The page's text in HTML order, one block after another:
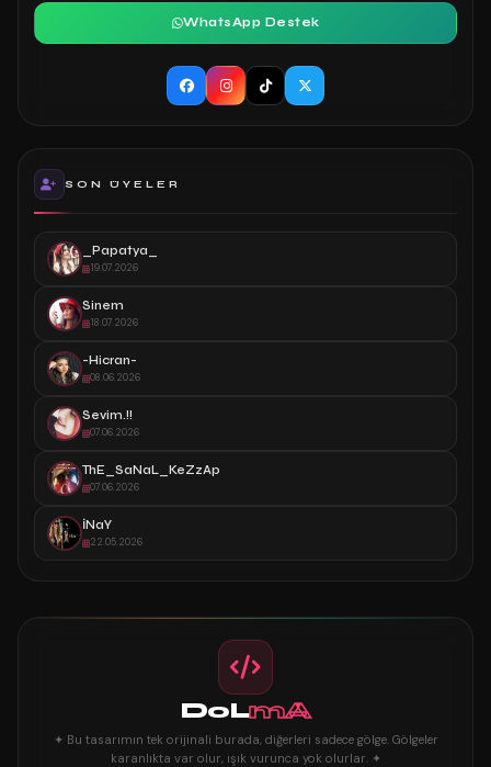
WhatsApp Destek
SON ÜYELER
_Papatya_
19.07.2026
Sinem
18.07.2026
-Hicran-
08.06.2026
Sevim.!!
07.06.2026
ThE_SaNaL_KeZzAp
07.06.2026
İNaY
22.05.2026
DoLmA
✦ Bu tasarımın tek orijinali burada, diğerleri sadece gölge. Gölgeler
karanlıkta var olur, ışık vurunca yok olurlar. ✦